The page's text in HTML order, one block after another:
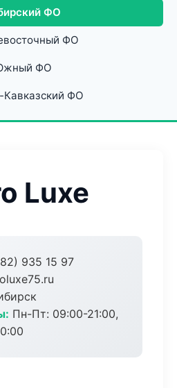
ФО
ФО
ФО
Кавказский ФО
Luxe
935 15 97
Пн-Пт: 09:00-21:00,